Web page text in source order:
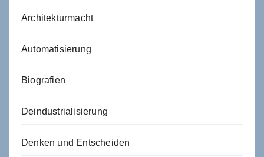
Architekturmacht
Automatisierung
Biografien
Deindustrialisierung
Denken und Entscheiden